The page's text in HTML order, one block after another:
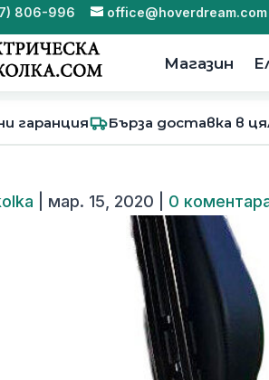
806-996 office@hoverdream.com
Магазин
гаранция Бърза доставка в
мар. 15, 2020 0